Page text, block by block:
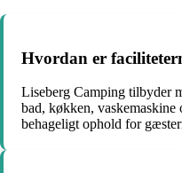
Hvordan er
Liseberg Camping tilbyder
bad, køkken,
behageligt ophold for